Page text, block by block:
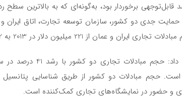
قابل‌توجهی برخوردار بود، به‌گونه‌ای که به بالاترین
حمایت جدی دو کشور، سازمان توسعه تجارت، اتاق ایران
و عمان از 221 میلیون دلار در 2013 به 1.2 میلیارد دلار در 2022 رسید.
حجم مبادلات دو کشور از طریق شناسایی پتانسیل
و حضور در نمایشگاه‌های تجاری کمک‌کننده است.